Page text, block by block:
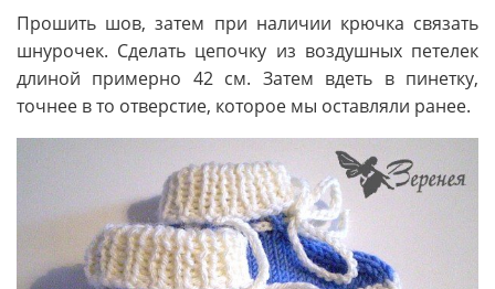
Прошить шов, затем при наличии крючка связать
шнурочек. Сделать цепочку из воздушных петелек
длиной примерно 42 см. Затем вдеть в пинетку,
точнее в то отверстие, которое мы оставляли ранее.